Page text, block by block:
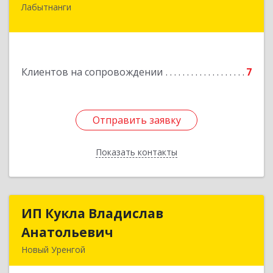
Лабытнанги
Клиентов на сопровождении 7
Отправить заявку
Показать контакты
629400, Ямало-Ненецкий АО, Лабытнанги г,
Отправить заявку
Назад
ИП Кукла Владислав
Анатольевич
Новый Уренгой
ИП Кукла Владислав